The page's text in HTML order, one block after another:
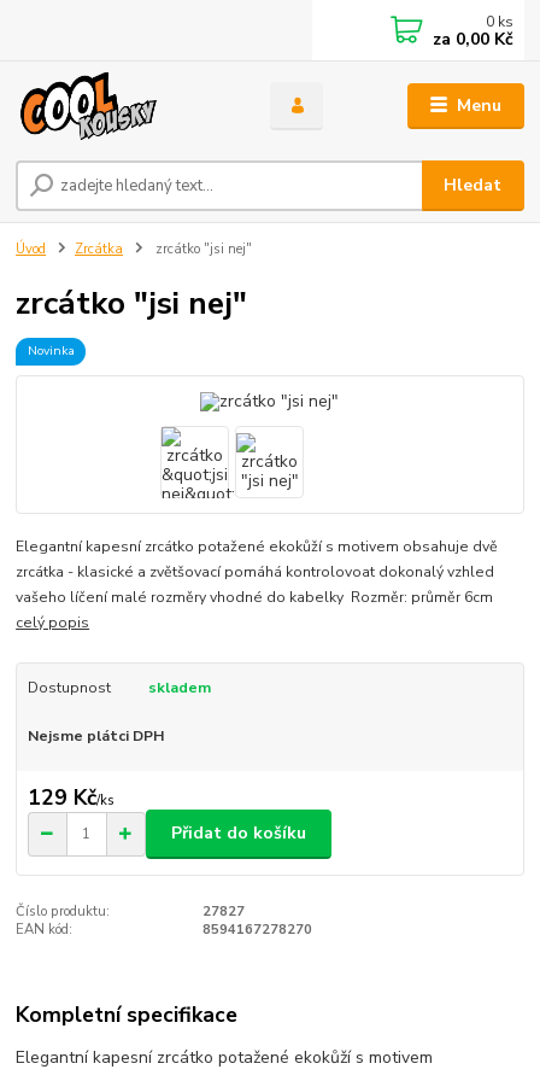
Menu
Hledat
0 ks
za 0,00 Kč
Úvod Zrcátka zrcátko "jsi nej"
zrcátko "jsi nej"
Novinka
Elegantní kapesní zrcátko potažené ekokůží s motivem obsahuje dvě
zrcátka - klasické a zvětšovací pomáhá kontrolovoat dokonalý vzhled
vašeho líčení malé rozměry vhodné do kabelky Rozměr: průměr 6cm
celý popis
Dostupnost skladem
Nejsme plátci DPH
129 Kč/ks
Přidat do košíku
Číslo produktu:
27827
EAN kód:
8594167278270
Kompletní specifikace
Elegantní kapesní zrcátko potažené ekokůží s motivem